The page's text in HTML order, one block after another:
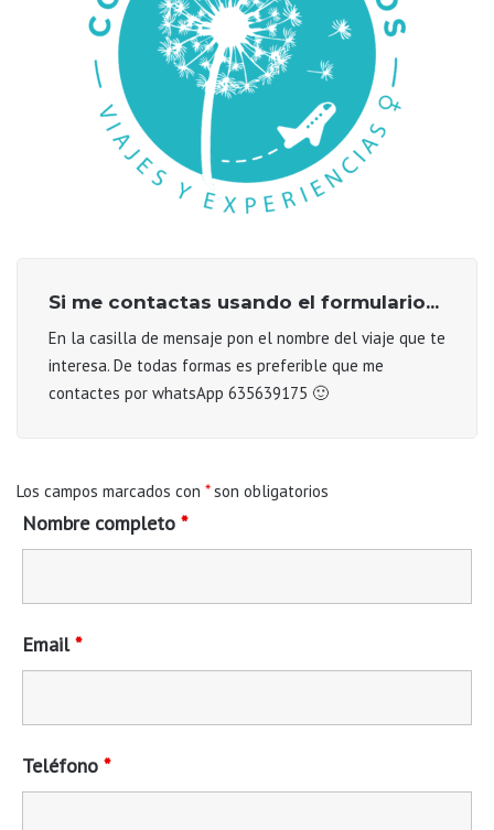
Si me contactas usando el formulario...
En la casilla de mensaje pon el nombre del viaje que te
interesa. De todas formas es preferible que me
contactes por whatsApp 635639175 🙂
Los campos marcados con *son obligatorios
Nombre completo *
Email*
Teléfono *